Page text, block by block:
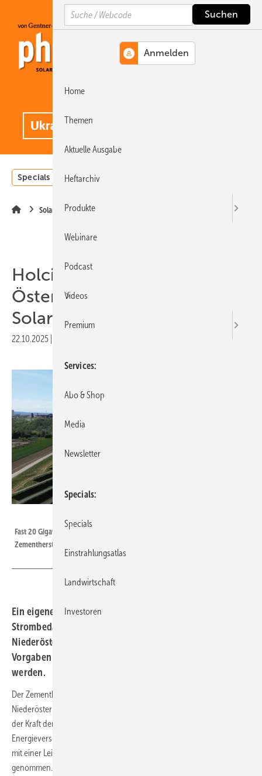
Hauptinhalt
Hauptmenü
SiteSearch
Specials Einstrahlungsatlas
Solarparks
Holcim produziert in
Österreich Zement mit
Solarstrom
22.10.2025
Fast 20 Gigawattstunden Solartrom liefert die Anlage jedes Jahr für die
Zementherstellung in Mannersdorf.
Ein eigener Solarpark liefert rund 15 Prozent des
Strombedarfs des Zementwerks Mannersdorf in
Niederösterreich. Beim Bau der Anlage mussten einige
Vorgaben hinsichtlich Umwelt- und Sichtschutz beachtet
werden.
Der Zementhersteller Holcim wird an seinem Standort Mannersdorf in
Niederösterreich in Zukunft einen Teil seiner Energieversorgung mit
der Kraft der Sonne abdecken. Dazu hat der österreichische
Energieversorger Verbund neben dem Zementwerk einen Solarpark
mit einer Leistung von 15,44 Megawatt gebaut und in Betrieb
genommen.
Search
Home
Themen
Aktuelle Ausgabe
Heftarchiv
Produkte
Webinare
Podcast
Videos
Premium
Services
Abo & Shop
Media
Newsletter
Specials
Specials
Einstrahlungsatlas
Landwirtschaft
Investoren